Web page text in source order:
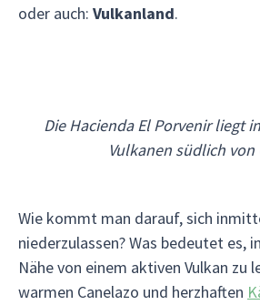
oder auch: Vulkanland.
Die Hacienda El Porvenir liegt
Vulkanen südlich von
Wie kommt man darauf, sich
niederzulassen? Was bedeutet es,
Nähe von einem aktiven Vulkan zu
warmen Canelazo und herzhaften